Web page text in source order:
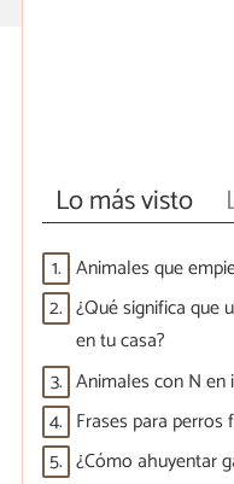
Lo más visto
1. Animales que
2. ¿Qué significa que
en tu casa?
3. Animales con N en
4. Frases para perros
5. ¿Cómo ahuyentar